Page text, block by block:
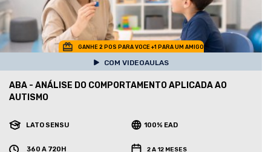
GANHE 2 POS PARA VOCE +1 PARA UM AMIGO
COM VIDEOAULAS
ABA - ANÁLISE DO COMPORTAMENTO APLICADA AO
AUTISMO
LATO SENSU 100% EAD
360 A 720H 2 A 12 MESES